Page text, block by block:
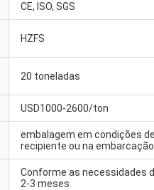
CE, ISO, SGS
HZFS
20 toneladas
USD1000-2600/ton
embalagem em condições
recipiente ou na
Conforme as necessidades
2-3 meses